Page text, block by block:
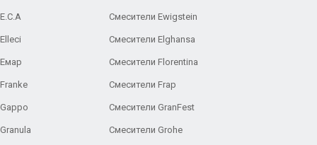
Cмесители Ewigstein
Смесители Elghansa
Смесители Florentina
Смесители Frap
Смесители GranFest
Смесители Grohe